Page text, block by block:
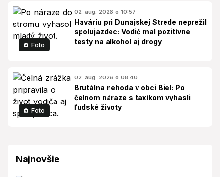
Foto
02. aug. 2026 o 10:57
Haváriu pri Dunajskej Strede neprežil
spolujazdec: Vodič mal pozitívne
testy na alkohol aj drogy
Foto
02. aug. 2026 o 08:40
Brutálna nehoda v obci Biel: Po
čelnom náraze s taxíkom vyhasli
ľudské životy
Najnovšie